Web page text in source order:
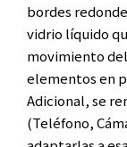
bordes
vidrio líquido
movimiento
elementos en
Adicional, se
(Teléfono,